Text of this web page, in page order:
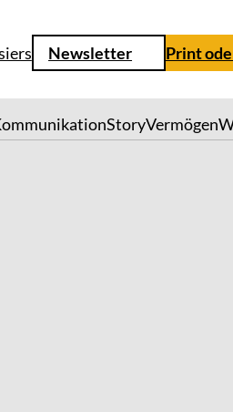
Newsletter Print
StoryVermögen